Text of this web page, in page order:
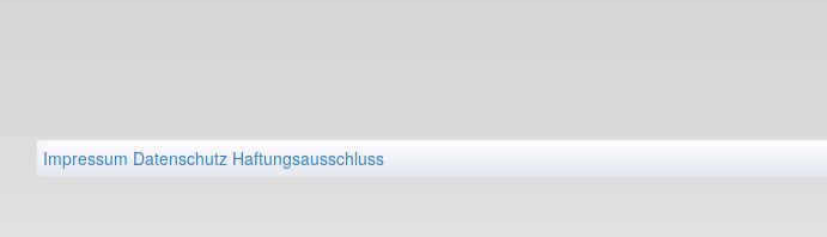
Impressum Datenschutz Haftungsausschluss